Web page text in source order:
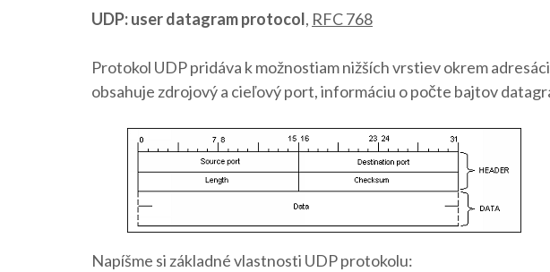
UDP: user datagram protocol, RFC 768
Protokol UDP pridáva k možnostiam nižších vrstiev okrem
obsahuje zdrojový a cieľový port, informáciu o počte bajtov
Napíšme si základné vlastnosti UDP protokolu: